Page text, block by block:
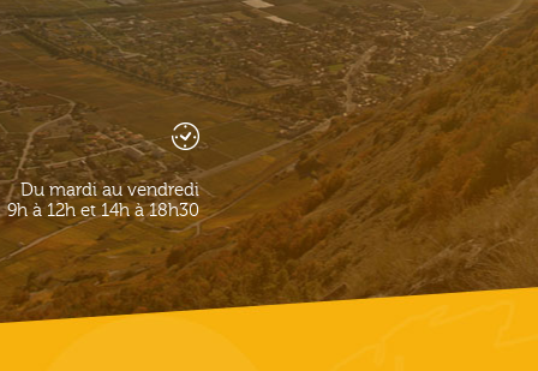
Du mardi au vendredi
9h à 12h et 14h à 18h30